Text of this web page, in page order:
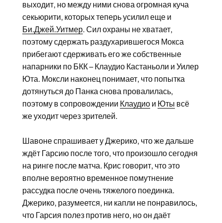
выходит, но между ними снова огромная куча
секьюрити, которых теперь усилил еще и
Би.Джей.Уитмер. Сил охраны не хватает,
поэтому сдержать раздухарившегося Мокса
прибегают сдерживать его же собственные
напарники по БКК – Клаудио Кастаньоли и Уилер
Юта. Моксли наконец понимает, что попытка
дотянуться до Панка снова провалилась,
поэтому в сопровождении Клаудиои Юты всё
же уходит через зрителей.
Шавоне спрашивает у Джерико, что же дальше
ждёт Гарсию после того, что произошло сегодня
на ринге после матча. Крис говорит, что это
вполне вероятно временное помутнение
рассудка после очень тяжелого поединка.
Джерико, разумеется, ни капли не понравилось,
что Гарсия полез против него, но он даёт